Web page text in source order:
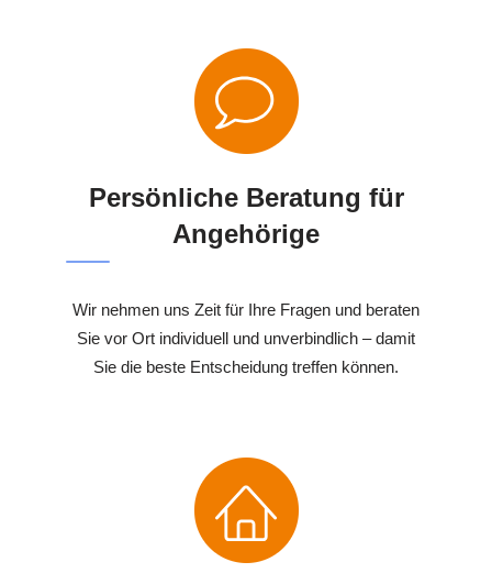
Persönliche Beratung für
Angehörige
Wir nehmen uns Zeit für Ihre Fragen und beraten
Sie vor Ort individuell und unverbindlich – damit
Sie die beste Entscheidung treffen können.